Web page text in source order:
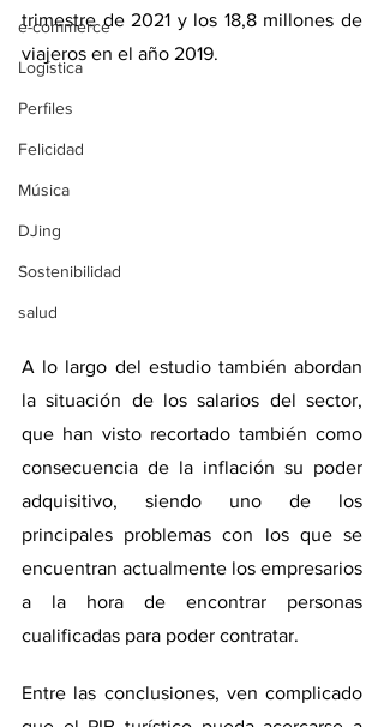
e-commerce
Logística
Perfiles
Felicidad
Música
DJing
Sostenibilidad
salud
trimestre de 2021 y los 18,8 millones de
viajeros en el año 2019.
A lo largo del estudio también abordan
la situación de los salarios del sector,
que han visto recortado también como
consecuencia de la inflación su poder
adquisitivo, siendo uno de los
principales problemas con los que se
encuentran actualmente los empresarios
a la hora de encontrar personas
cualificadas para poder contratar.
Entre las conclusiones, ven complicado